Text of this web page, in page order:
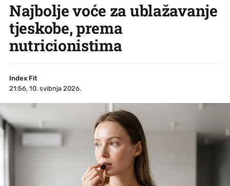
Najbolje voće za ublažavanje
tjeskobe, prema
nutricionistima
Index Fit
21:56, 10. svibnja 2026.